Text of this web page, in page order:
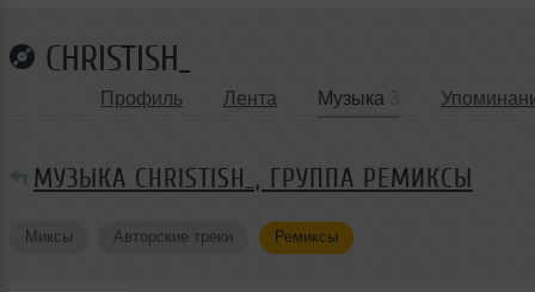
CHRISTISH_
Профиль Лента Музыка
МУЗЫКА CHRISTISH_, ГРУППА РЕМИКСЫ
Миксы Авторские треки Ремиксы